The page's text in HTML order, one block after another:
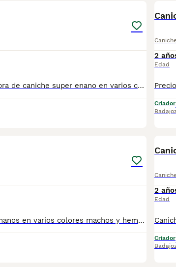
Dispongo de macho y hembra de caniche super enano en varios colores desparasitados vacunados con pasaporte y microchip hacemos envío y puede pagar cuando lo reciba o puede venir a recoger con su revisión veterinaria para más información y vídeos contactar al teléfono
2
Edad
Criador
Disponemos de caniches enanos en varios colores machos y hembras desparasitados vacunados con su garantía pasaporte y microchip hacemos envío y puede pagar totalmente a contrareembolso para más vídeos e información contactar al teléfono 600881366 núcleo 0612
2
Edad
Criador